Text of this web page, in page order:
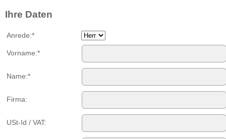
Ihre Daten
Anrede:*
Vorname:*
Name:*
Firma:
USt-Id / VAT: